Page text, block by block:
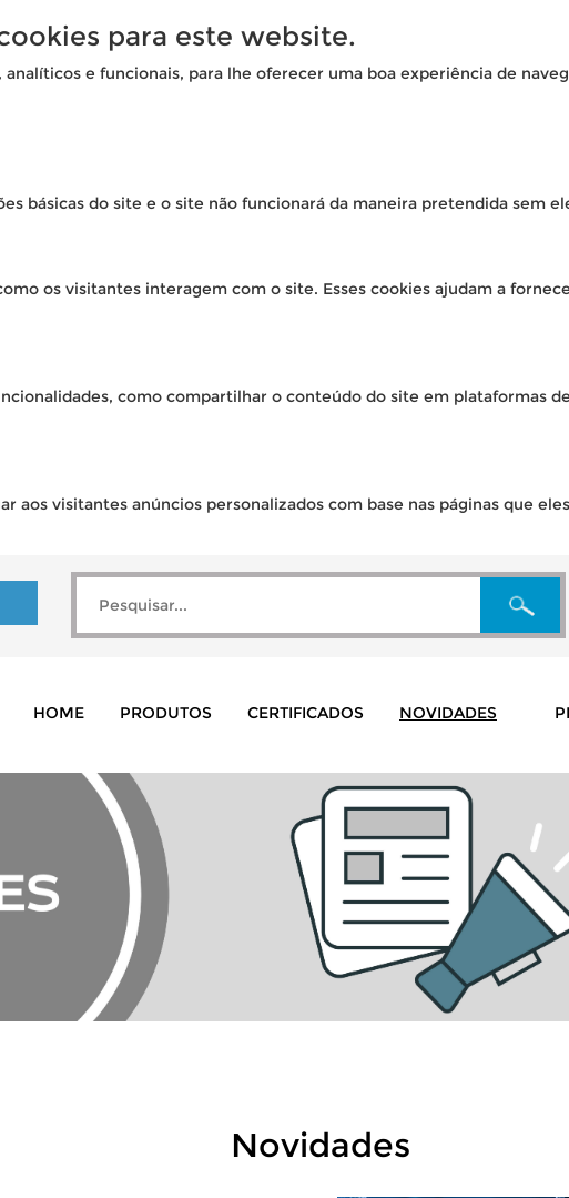
para este website.
e funcionais, para lhe oferecer uma boa experiência de
básicas do site e o site não funcionará da maneira pretendida sem
os visitantes interagem com o site. Esses cookies ajudam a
como compartilhar o conteúdo do site em plataformas
aos visitantes anúncios personalizados com base nas páginas que
HOME PRODUTOS CERTIFICADOS NOVIDADES
Novidades